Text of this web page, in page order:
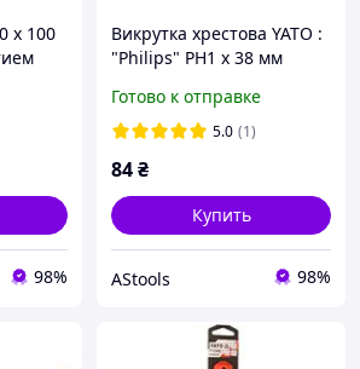
x 100
98%
Викрутка хрестова YATO :
"Philips" PH1 х 38 мм
Готово к отправке
5.0 (1)
84₴
Купить
AStools 98%